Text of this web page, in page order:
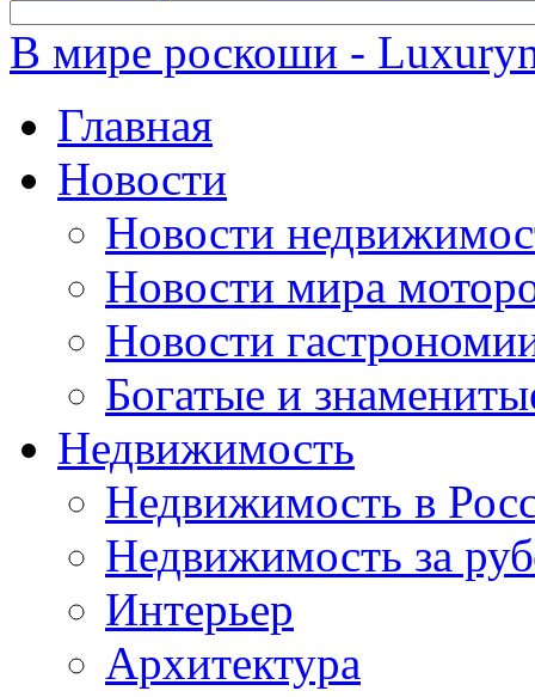
В мире роскоши -
Главная
Новости
Новости
Новости мира
Новости
Богатые и
Недвижимость
Недвижимость в
Недвижимость за
Интерьер
Архитектура